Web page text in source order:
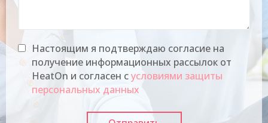
Настоящим я подтверждаю согласие на
получение информационных рассылок от
HeatOn и согласен сусловиями защиты
персональных данных